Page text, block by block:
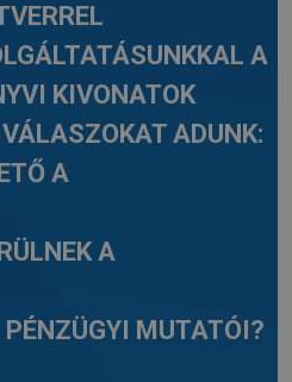
A
KIVONATOK
ADUNK:
A
A
MUTATÓI?